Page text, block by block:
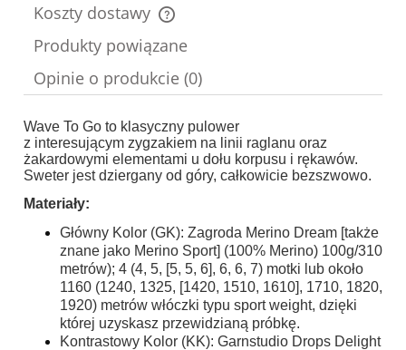
Koszty dostawy
Cena nie zawiera ewentualnych kosztów płatności
Produkty powiązane
Opinie o produkcie (0)
Wave To Go to klasyczny pulower
z interesującym zygzakiem na linii raglanu oraz
żakardowymi elementami u dołu korpusu i rękawów.
Sweter jest dziergany od góry, całkowicie bezszwowo.
Materiały:
Główny Kolor (GK): Zagroda Merino Dream [także
znane jako Merino Sport] (100% Merino) 100g/310
metrów); 4 (4, 5, [5, 5, 6], 6, 6, 7) motki lub około
1160 (1240, 1325, [1420, 1510, 1610], 1710, 1820,
1920) metrów włóczki typu sport weight, dzięki
której uzyskasz przewidzianą próbkę.
Kontrastowy Kolor (KK): Garnstudio Drops Delight